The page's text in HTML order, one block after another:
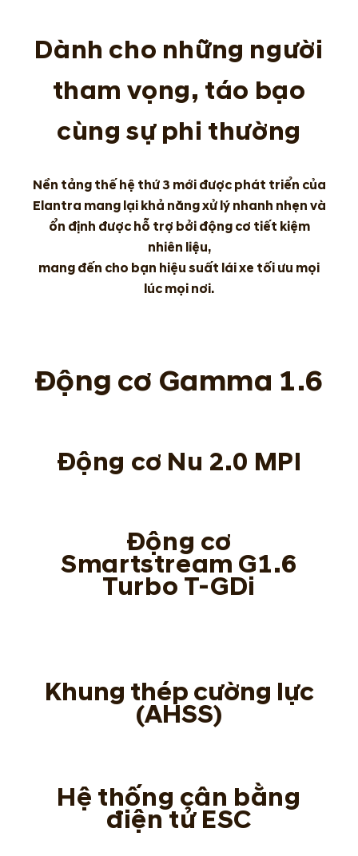
Dành cho những người
tham vọng, táo bạo
cùng sự phi thường
Nền tảng thế hệ thứ 3 mới được phát triển của
Elantra mang lại khả năng xử lý nhanh nhẹn và
ổn định được hỗ trợ bởi động cơ tiết kiệm
nhiên liệu,
mang đến cho bạn hiệu suất lái xe tối ưu mọi
lúc mọi nơi.
Động cơ Gamma 1.6
Động cơ Nu 2.0 MPI
Động cơ
Smartstream G1.6
Turbo T-GDi
Khung thép cường lực
(AHSS)
Hệ thống cân bằng
điện tử ESC